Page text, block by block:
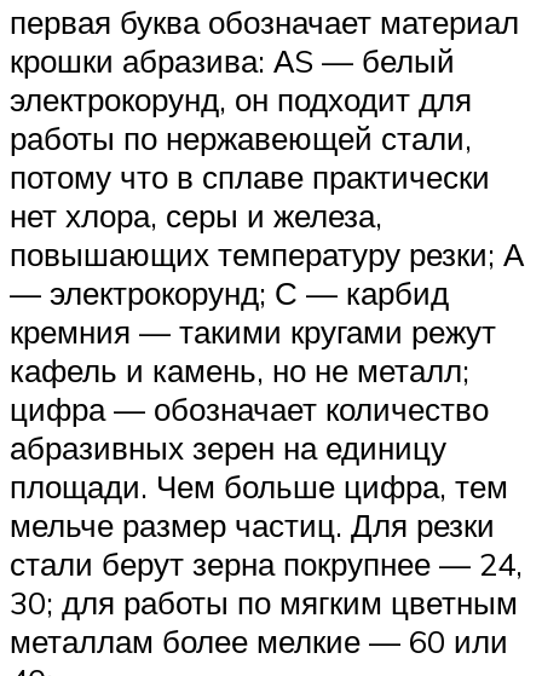
первая буква обозначает материал
крошки абразива: АS — белый
электрокорунд, он подходит для
работы по нержавеющей стали,
потому что в сплаве практически
нет хлора, серы и железа,
повышающих температуру резки; А
— электрокорунд; С — карбид
кремния — такими кругами режут
кафель и камень, но не металл;
цифра — обозначает количество
абразивных зерен на единицу
площади. Чем больше цифра, тем
мельче размер частиц. Для резки
стали берут зерна покрупнее — 24,
30; для работы по мягким цветным
металлам более мелкие — 60 или